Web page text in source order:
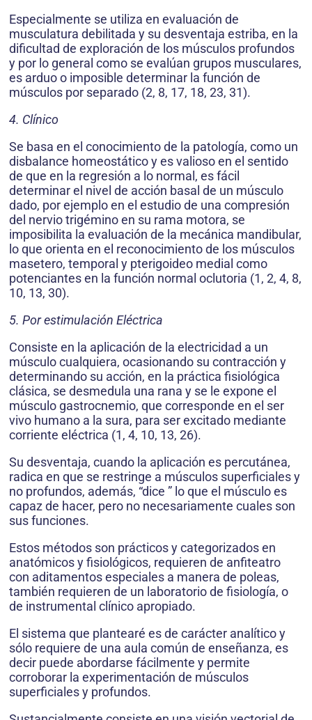
Especialmente se utiliza en evaluación de
musculatura debilitada y su desventaja estriba, en la
dificultad de exploración de los músculos profundos
y por lo general como se evalúan grupos musculares,
es arduo o imposible determinar la función de
músculos por separado (2, 8, 17, 18, 23, 31).
4. Clínico
Se basa en el conocimiento de la patología, como un
disbalance homeostático y es valioso en el sentido
de que en la regresión a lo normal, es fácil
determinar el nivel de acción basal de un músculo
dado, por ejemplo en el estudio de una compresión
del nervio trigémino en su rama motora, se
imposibilita la evaluación de la mecánica mandibular,
lo que orienta en el reconocimiento de los músculos
masetero, temporal y pterigoideo medial como
potenciantes en la función normal oclutoria (1, 2, 4, 8,
10, 13, 30).
5. Por estimulación Eléctrica
Consiste en la aplicación de la electricidad a un
músculo cualquiera, ocasionando su contracción y
determinando su acción, en la práctica fisiológica
clásica, se desmedula una rana y se le expone el
músculo gastrocnemio, que corresponde en el ser
vivo humano a la sura, para ser excitado mediante
corriente eléctrica (1, 4, 10, 13, 26).
Su desventaja, cuando la aplicación es percutánea,
radica en que se restringe a músculos superficiales y
no profundos, además, “dice ” lo que el músculo es
capaz de hacer, pero no necesariamente cuales son
sus funciones.
Estos métodos son prácticos y categorizados en
anatómicos y fisiológicos, requieren de anfiteatro
con aditamentos especiales a manera de poleas,
también requieren de un laboratorio de fisiología, o
de instrumental clínico apropiado.
El sistema que plantearé es de carácter analítico y
sólo requiere de una aula común de enseñanza, es
decir puede abordarse fácilmente y permite
corroborar la experimentación de músculos
superficiales y profundos.